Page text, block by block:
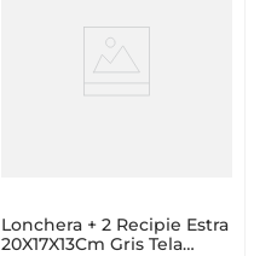
Lonchera + 2 Recipie Estra
20X17X13Cm Gris Tela